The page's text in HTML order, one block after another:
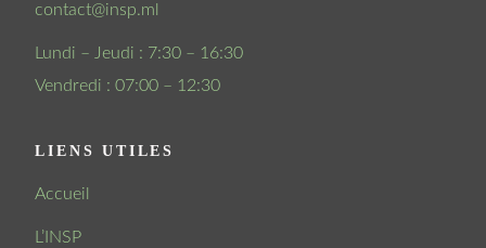
contact@insp.ml
Lundi – Jeudi : 7:30 – 16:30
Vendredi : 07:00 – 12:30
LIENS UTILES
Accueil
L’INSP